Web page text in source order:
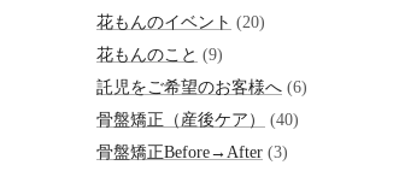
花もんのイベント (20)
花もんのこと (9)
託児をご希望のお客様へ (6)
骨盤矯正（産後ケア）
(40)
骨盤矯正Before→After (3)